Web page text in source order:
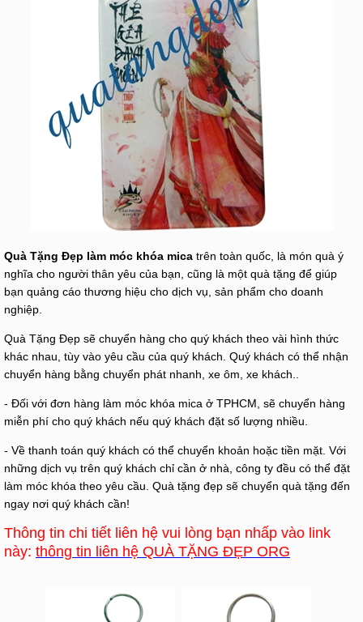
Quà Tặng Đẹp làm móc khóa mica trên toàn quốc, là món quà ý
nghĩa cho người thân yêu của bạn, cũng là một quà tặng để giúp
bạn quảng cáo thương hiệu cho dịch vụ, sản phẩm cho doanh
nghiệp.
Quà Tặng Đẹp sẽ chuyển hàng cho quý khách theo vài hình thức
khác nhau, tùy vào yêu cầu của quý khách. Quý khách có thể nhận
chuyển hàng bằng chuyển phát nhanh, xe ôm, xe khách..
- Đối với đơn hàng làm móc khóa mica ở TPHCM, sẽ chuyển hàng
miễn phí cho quý khách nếu quý khách đặt số lượng nhiều.
- Về thanh toán quý khách có thể chuyển khoản hoặc tiền mặt. Với
những dịch vụ trên quý khách chỉ cần ở nhà, công ty đều có thể đặt
làm móc khóa theo yêu cầu. Quà tặng đẹp sẽ chuyển quà tặng đến
ngay nơi quý khách cần!
Thông tin chi tiết liên hệ vui lòng bạn nhấp vào link
này: thông tin liên hệ QUÀ TẶNG ĐẸP ORG